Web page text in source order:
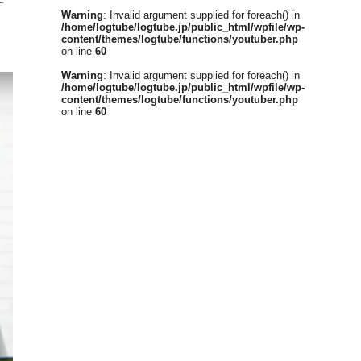
Warning: Invalid argument supplied for foreach() in
/home/logtube/logtube.jp/public_html/wpfile/wp-
content/themes/logtube/functions/youtuber.php
on line 60
Warning: Invalid argument supplied for foreach() in
/home/logtube/logtube.jp/public_html/wpfile/wp-
content/themes/logtube/functions/youtuber.php
on line 60